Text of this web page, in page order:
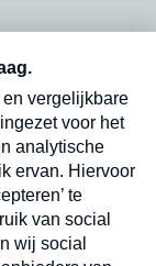
in
Verzend